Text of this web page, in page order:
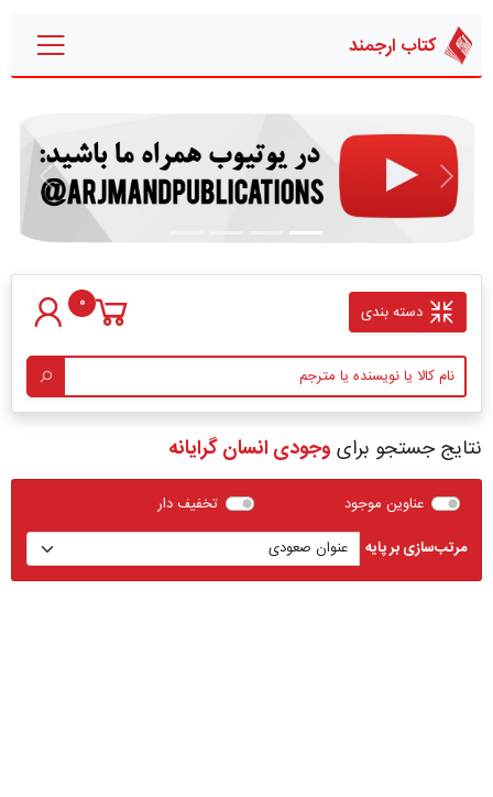
کتاب ارجمند
قبلی بعدی
دسته بندی 0
نتایج جستجو برای وجودی انسان گرایانه
عناوین موجود
تخفیف دار
مرتب‌سازی بر پایه